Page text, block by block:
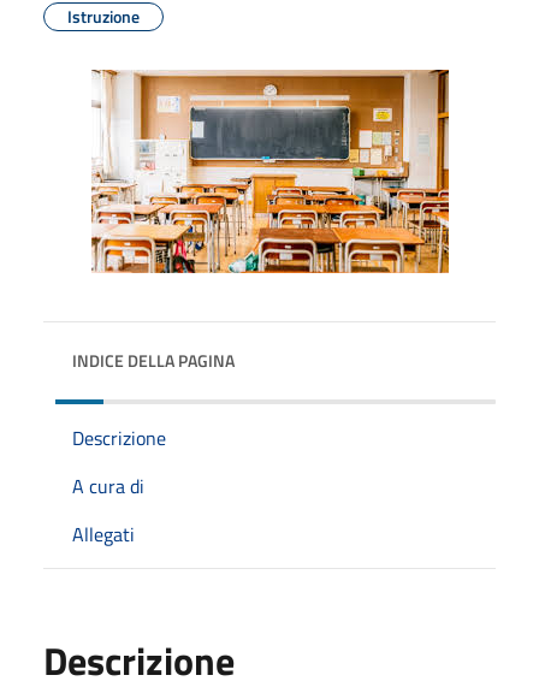
Istruzione
INDICE DELLA PAGINA
Descrizione
A cura di
Allegati
Descrizione